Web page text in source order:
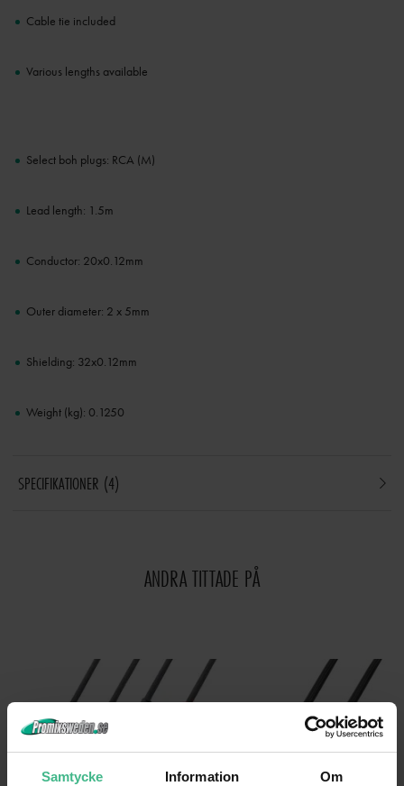
Samtycke Information Om
Cable tie included
Various lengths available
Select boh plugs: RCA (M)
Lead length: 1.5m
Conductor: 20x0.12mm
Outer diameter: 2 x 5mm
Shielding: 32x0.12mm
Weight (kg): 0.1250
SPECIFIKATIONER 4
ANDRA TITTADE PÅ